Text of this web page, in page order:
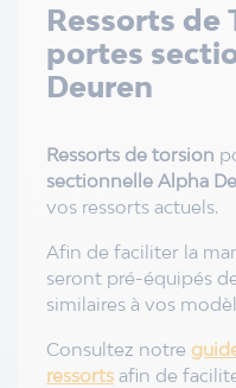
Ressorts de
portes
Deuren
Ressorts de torsion
sectionnelle Alpha
vos ressorts actuels.
Afin de faciliter la
seront pré-équipés
similaires à vos
Consultez notre
ressorts afin de